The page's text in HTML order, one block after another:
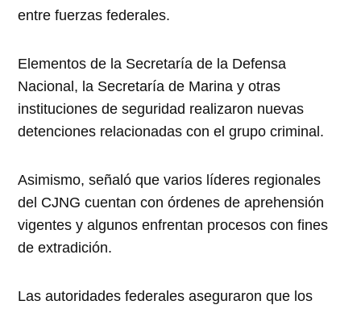
entre fuerzas federales.
Elementos de la Secretaría de la Defensa
Nacional, la Secretaría de Marina y otras
instituciones de seguridad realizaron nuevas
detenciones relacionadas con el grupo criminal.
Asimismo, señaló que varios líderes regionales
del CJNG cuentan con órdenes de aprehensión
vigentes y algunos enfrentan procesos con fines
de extradición.
Las autoridades federales aseguraron que los